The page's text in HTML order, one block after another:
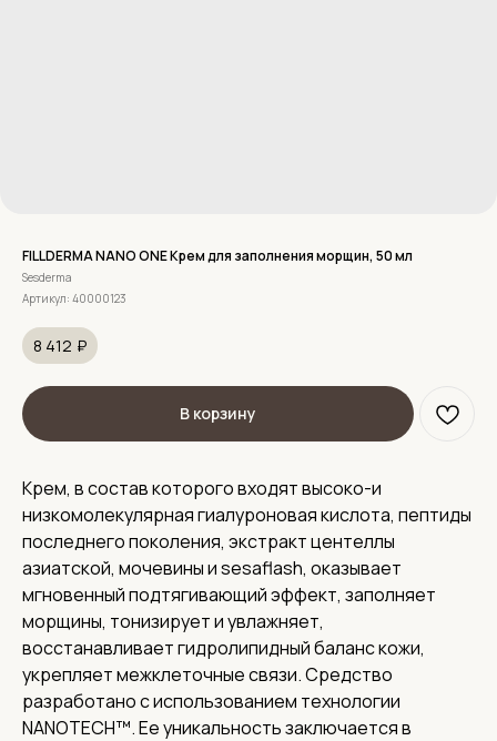
FILLDERMA NANO ONE Крем для заполнения морщин, 50 мл
Sesderma
Артикул: 40000123
8 412 ₽
В корзину
Крем, в состав которого входят высоко-и
низкомолекулярная гиалуроновая кислота, пептиды
последнего поколения, экстракт центеллы
азиатской, мочевины и sesaflash, оказывает
мгновенный подтягивающий эффект, заполняет
морщины, тонизирует и увлажняет,
восстанавливает гидролипидный баланс кожи,
укрепляет межклеточные связи. Средство
разработано с использованием технологии
NANOTECH™. Ее уникальность заключается в